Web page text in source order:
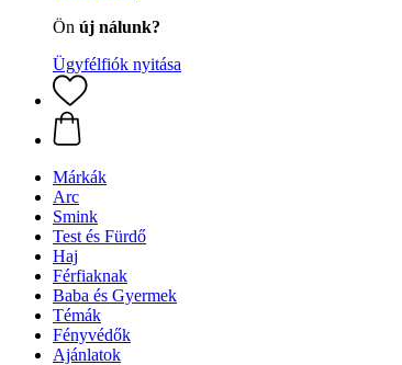
Ön új nálunk?
Ügyfélfiók nyitása
Márkák
Arc
Smink
Test és Fürdő
Haj
Férfiaknak
Baba és Gyermek
Témák
Fényvédők
Ajánlatok